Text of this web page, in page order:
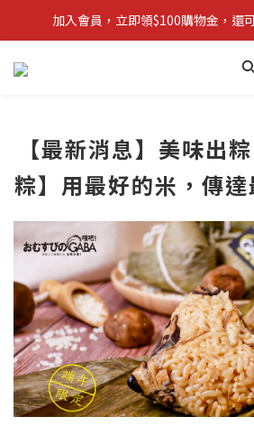
【新品上市】拋棄型簡易廁
加入會員，立即領$100購物金，還
訂單滿$1,600，立即享
【最新消息】美味出
粽】用最好的米，傳